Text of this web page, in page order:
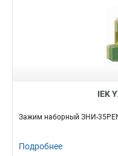
IEK
Зажим наборный ЗНИ-
Подробнее